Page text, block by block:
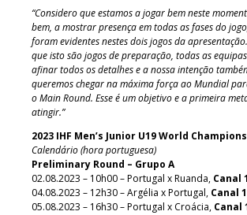
“Considero que estamos a jogar bem neste
bem, a mostrar presença em todas as fases do
foram evidentes nestes dois jogos da
que isto são jogos de preparação, todas as
afinar todos os detalhes e a nossa intenção
queremos chegar na máxima força ao Mundial
o Main Round. Esse é um objetivo e a primeira
atingir.”
2023 IHF Men’s Junior U19 World
Calendário (hora portuguesa)
Preliminary Round – Grupo A
02.08.2023 – 10h00 – Portugal x Ruanda, Canal
04.08.2023 – 12h30 – Argélia x Portugal, Canal
05.08.2023 – 16h30 – Portugal x Croácia, Canal